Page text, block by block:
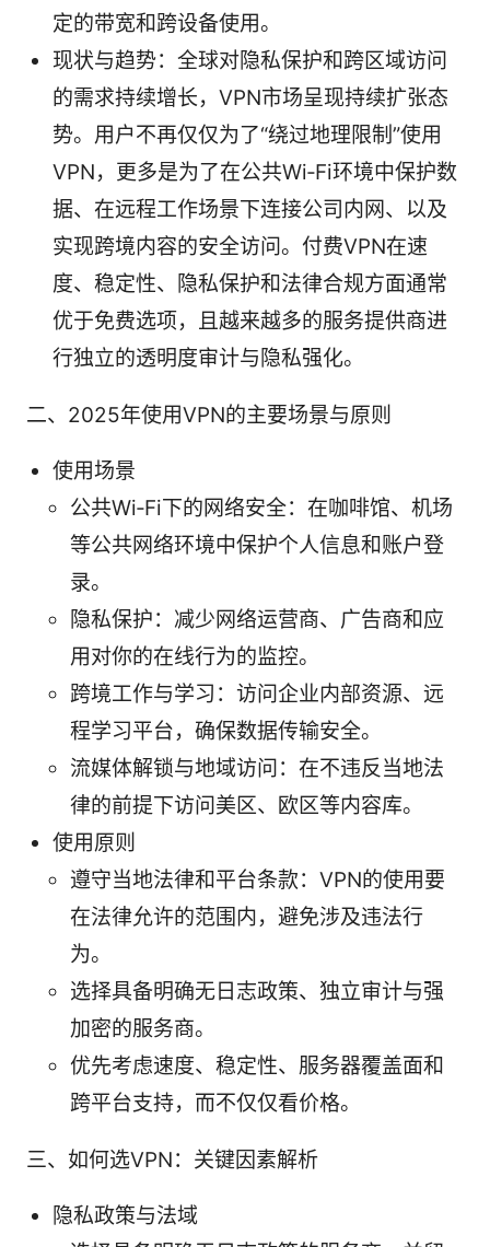
定的带宽和跨设备使用。
现状与趋势：全球对隐私保护和跨区域访问
的需求持续增长，VPN市场呈现持续扩张态
势。用户不再仅仅为了“绕过地理限制”使用
VPN，更多是为了在公共Wi‑Fi环境中保护数
据、在远程工作场景下连接公司内网、以及
实现跨境内容的安全访问。付费VPN在速
度、稳定性、隐私保护和法律合规方面通常
优于免费选项，且越来越多的服务提供商进
行独立的透明度审计与隐私强化。
二、2025年使用VPN的主要场景与原则
使用场景
公共Wi‑Fi下的网络安全：在咖啡馆、机场
等公共网络环境中保护个人信息和账户登
录。
隐私保护：减少网络运营商、广告商和应
用对你的在线行为的监控。
跨境工作与学习：访问企业内部资源、远
程学习平台，确保数据传输安全。
流媒体解锁与地域访问：在不违反当地法
律的前提下访问美区、欧区等内容库。
使用原则
遵守当地法律和平台条款：VPN的使用要
在法律允许的范围内，避免涉及违法行
为。
选择具备明确无日志政策、独立审计与强
加密的服务商。
优先考虑速度、稳定性、服务器覆盖面和
跨平台支持，而不仅仅看价格。
三、如何选VPN：关键因素解析
隐私政策与法域